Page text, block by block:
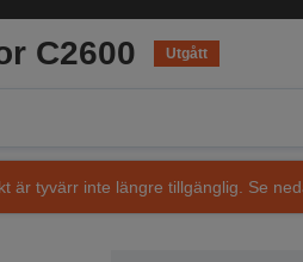
C2600 Utgått
är tyvärr inte längre tillgänglig. Se